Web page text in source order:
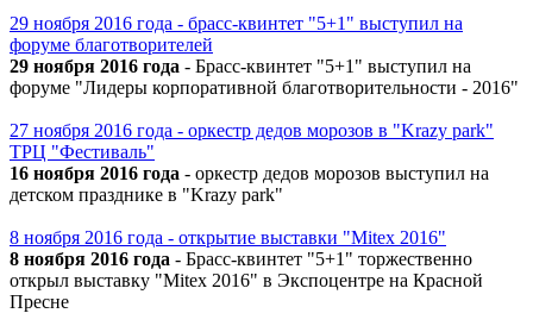
29 ноября 2016 года - брасс-квинтет "5+1" выступил на
форуме благотворителей
29 ноября 2016 года - Брасс-квинтет "5+1" выступил на
форуме "Лидеры корпоративной благотворительности - 2016"
27 ноября 2016 года - оркестр дедов морозов в "Krazy park"
ТРЦ "Фестиваль"
16 ноября 2016 года - оркестр дедов морозов выступил на
детском празднике в "Krazy park"
8 ноября 2016 года - открытие выставки "Mitex 2016"
8 ноября 2016 года - Брасс-квинтет "5+1" торжественно
открыл выставку "Mitex 2016" в Экспоцентре на Красной
Пресне